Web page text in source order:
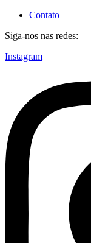
Contato
Siga-nos nas redes:
Instagram